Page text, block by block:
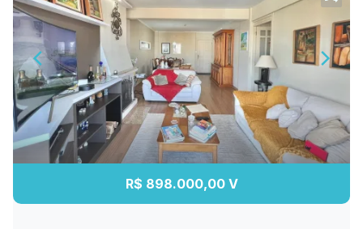
R$ 898.000,00 V